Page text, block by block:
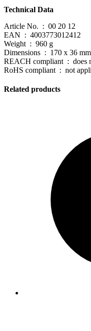
Technical Data
Article No. : 00 20 12
EAN : 4003773012412
Weight : 960 g
Dimensions : 170 x 36 mm
REACH compliant : does
RoHS compliant : not
Related products